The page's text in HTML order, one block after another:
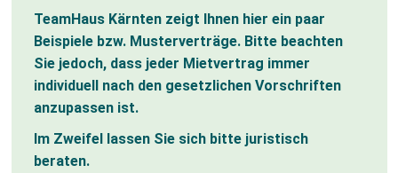
TeamHaus Kärnten zeigt Ihnen hier ein paar
Beispiele bzw. Musterverträge. Bitte beachten
Sie jedoch, dass jeder Mietvertrag immer
individuell nach den gesetzlichen Vorschriften
anzupassen ist.
Im Zweifel lassen Sie sich bitte juristisch
beraten.